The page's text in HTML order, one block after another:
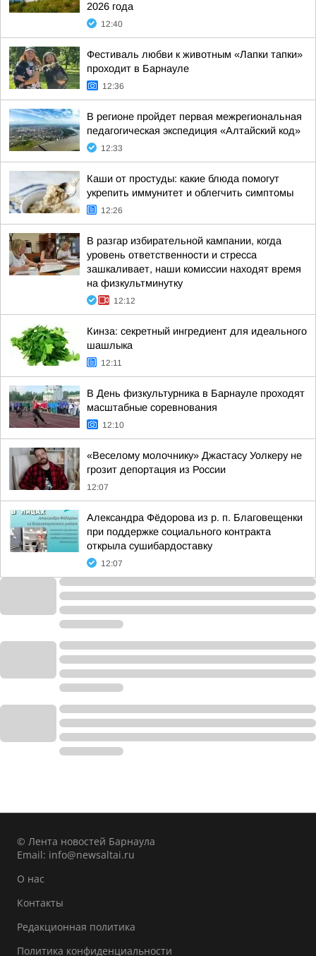
2026 года
12:40
Фестиваль любви к животным «Лапки тапки»
проходит в Барнауле
12:36
В регионе пройдет первая межрегиональная
педагогическая экспедиция «Алтайский код»
12:33
Каши от простуды: какие блюда помогут
укрепить иммунитет и облегчить симптомы
12:26
В разгар избирательной кампании, когда
уровень ответственности и стресса
зашкаливает, наши комиссии находят время
на физкультминутку
12:12
Кинза: секретный ингредиент для идеального
шашлыка
12:11
В День физкультурника в Барнауле проходят
масштабные соревнования
12:10
«Веселому молочнику» Джастасу Уолкеру не
грозит депортация из России
12:07
Александра Фёдорова из р. п. Благовещенки
при поддержке социального контракта
открыла сушибардоставку
12:07
© Лента новостей Барнаула
Email: info@newsaltai.ru
О нас
Контакты
Редакционная политика
Политика конфиденциальности